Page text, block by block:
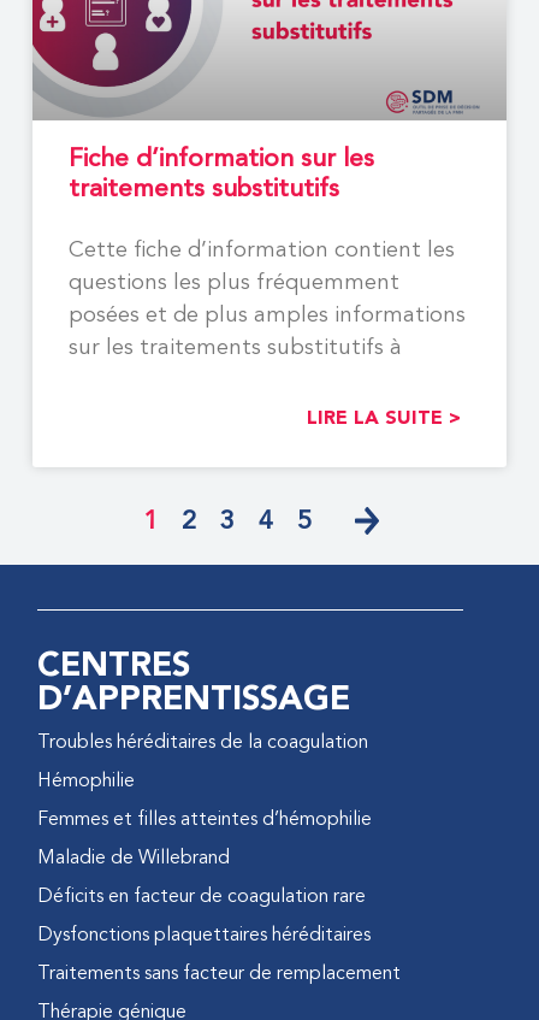
Fiche d’information sur les
traitements substitutifs
Cette fiche d’information contient les
questions les plus fréquemment
posées et de plus amples informations
sur les traitements substitutifs à
LIRE LA SUITE >
1 2 3 4 5
CENTRES
D’APPRENTISSAGE
Troubles héréditaires de la coagulation
Hémophilie
Femmes et filles atteintes d’hémophilie
Maladie de Willebrand
Déficits en facteur de coagulation rare
Dysfonctions plaquettaires héréditaires
Traitements sans facteur de remplacement
Thérapie génique